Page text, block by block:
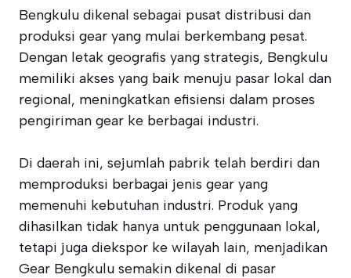
Bengkulu dikenal sebagai pusat distribusi dan
produksi gear yang mulai berkembang pesat.
Dengan letak geografis yang strategis, Bengkulu
memiliki akses yang baik menuju pasar lokal dan
regional, meningkatkan efisiensi dalam proses
pengiriman gear ke berbagai industri.
Di daerah ini, sejumlah pabrik telah berdiri dan
memproduksi berbagai jenis gear yang
memenuhi kebutuhan industri. Produk yang
dihasilkan tidak hanya untuk penggunaan lokal,
tetapi juga diekspor ke wilayah lain, menjadikan
Gear Bengkulu semakin dikenal di pasar